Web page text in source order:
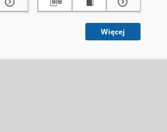
Więcej